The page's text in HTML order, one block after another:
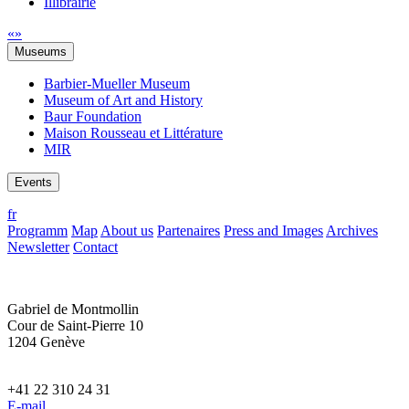
«»
Museums
Barbier-Mueller Museum
Museum of Art and History
Baur Foundation
Maison Rousseau et Littérature
MIR
Events
fr
Programm Map About us Partenaires Press and Images Archives
Newsletter Contact
Gabriel de Montmollin
Cour de Saint-Pierre 10
1204 Genève
+41 22 310 24 31
E-mail